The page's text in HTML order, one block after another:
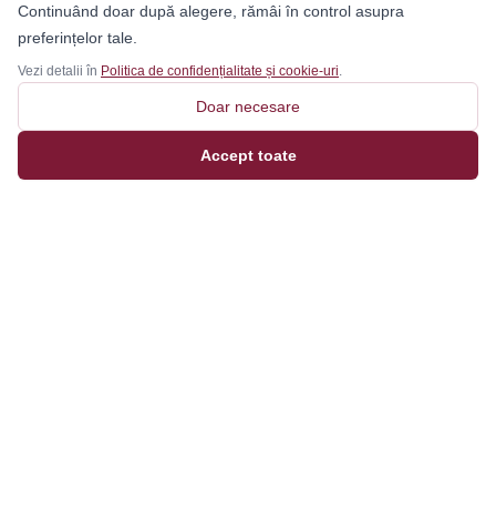
Continuând doar după alegere, rămâi în control asupra
preferințelor tale.
Vezi detalii în Politica de confidențialitate și cookie-uri.
Doar necesare
Accept toate